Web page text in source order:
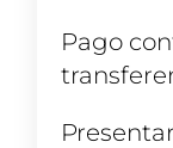
Pago